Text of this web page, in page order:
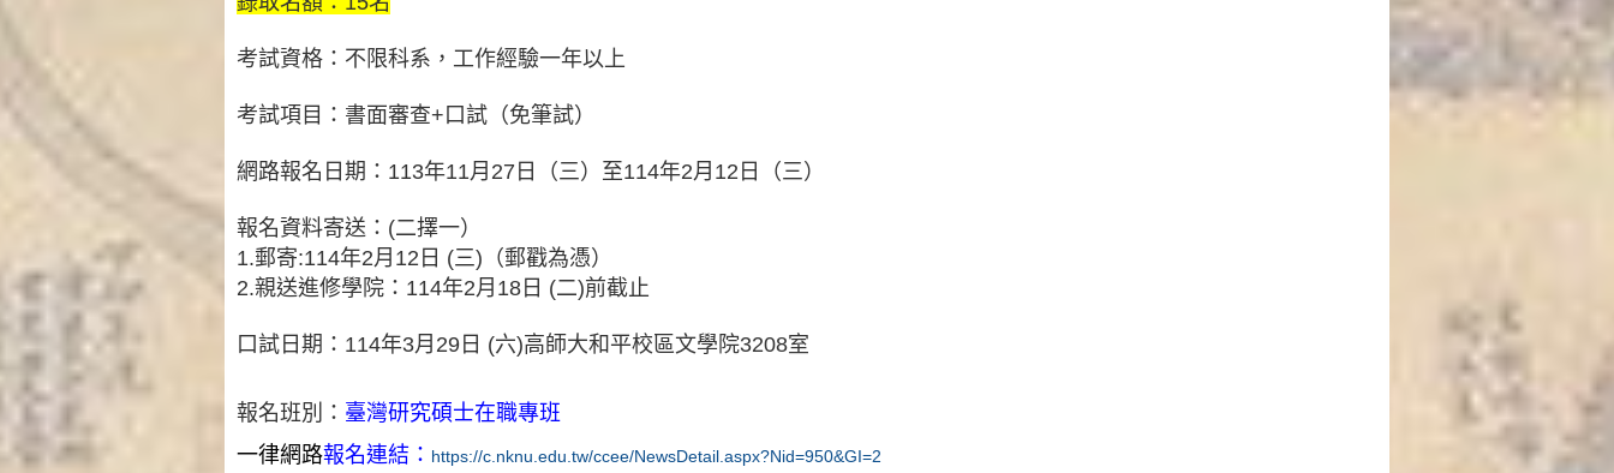
考試資格：不限科系，工作經驗一年以上
考試項目：書面審查+口試（免筆試）
網路報名日期：113年11月27日（三）至114年2月12日（三）
報名資料寄送：(二擇一）
1.郵寄:114年2月12日 (三)（郵戳為憑）
2.親送進修學院：114年2月18日 (二)前截止
口試日期：114年3月29日 (六)高師大和平校區文學院3208室
報名班別： 臺灣研究碩士在職專班
一律網路報名連結： https://c.nknu.edu.tw/ccee/NewsDetail.aspx?Nid=950&GI=2